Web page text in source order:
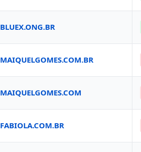
BLUEX.ONG.BR
MAIQUELGOMES.COM.BR
MAIQUELGOMES.COM
FABIOLA.COM.BR